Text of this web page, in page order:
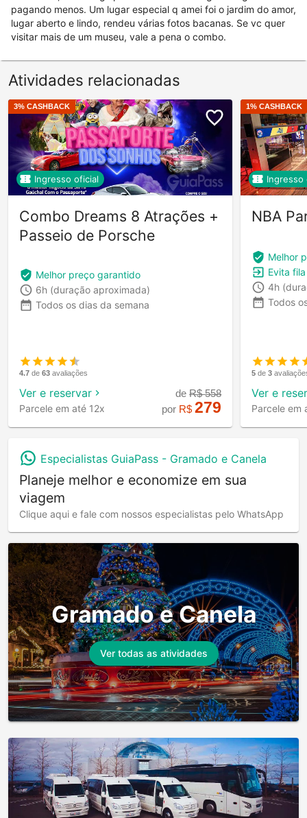
pagando menos. Um lugar especial q amei foi o jardim do amor,
lugar aberto e lindo, rendeu várias fotos bacanas. Se vc quer
visitar mais de um museu, vale a pena o combo.
Atividades relacionadas
3% CASHBACK
Ingresso oficial
Combo Dreams 8 Atrações +
Passeio de Porsche
Melhor preço garantido
6h (duração aproximada)
Todos os dias da semana
4.7 de 63 avaliações
Ver e reservar
Parcele em até 12x
deR$558
por R$279
1% CASHBACK
Ingresso
NBA
Melhor
Evita
4h
Todos
5 de 3
Ver e
Parcele em
Especialistas GuiaPass - Gramado e Canela
Planeje melhor e economize em sua
viagem
Clique aqui e fale com nossos especialistas pelo WhatsApp
Gramado e Canela
Ver todas as atividades